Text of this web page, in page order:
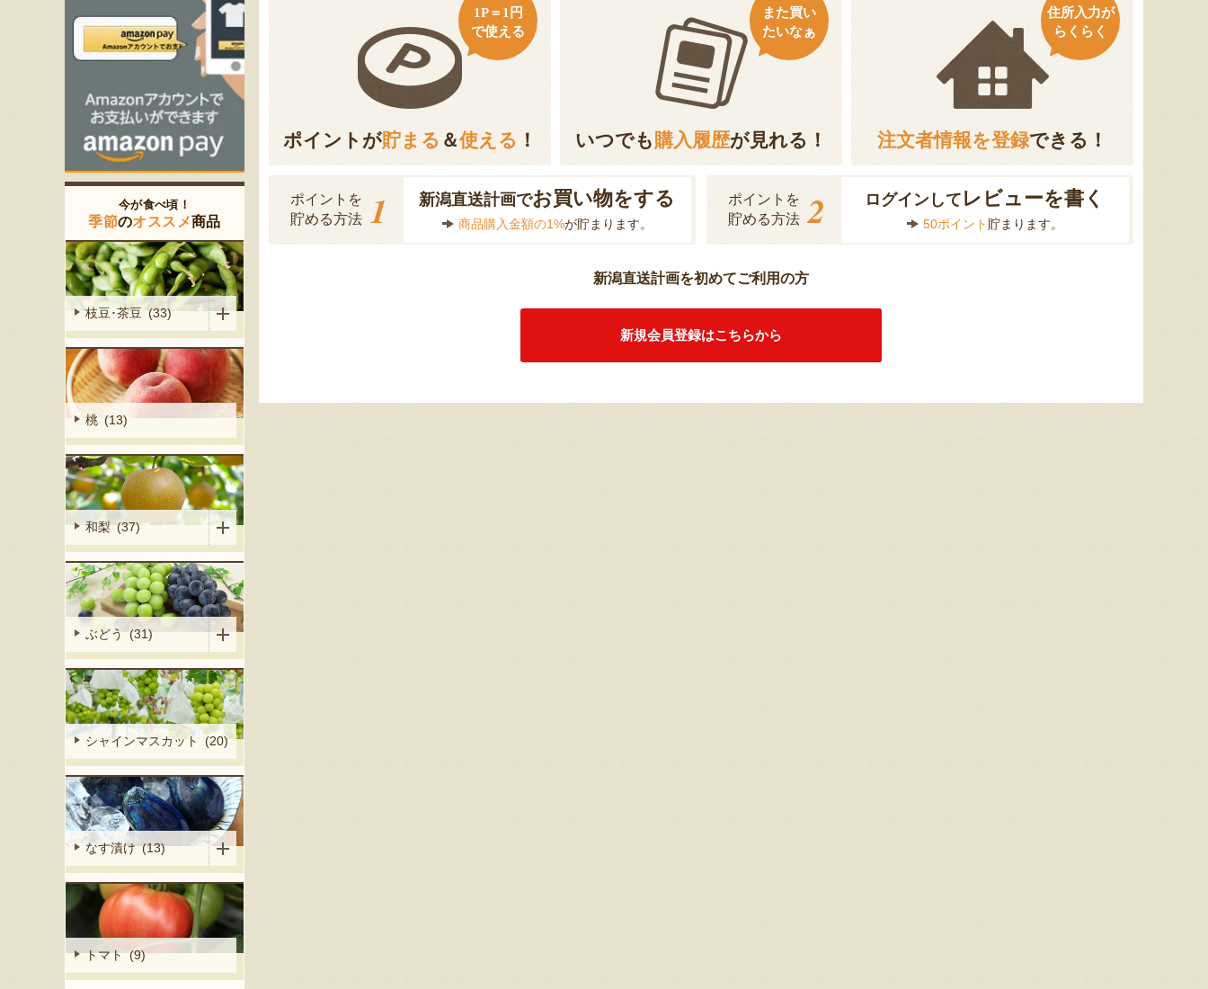
ポイントが貯まる ＆使える ！
1P＝1円
で使える
いつでも購入履歴が見れる！
また買い
たいなぁ
注文者情報を登録できる！
住所入力が
らくらく
ポイントを
貯める方法 1 新潟直送計画でお買い物をする
商品購入金額の1%が貯まります。
ポイントを
貯める方法 2 ログインして レビューを書く
50ポイント 貯まります。
新潟直送計画を初めてご利用の方
新規会員登録はこちらから
今が食べ頃！
季節のオススメ商品
枝豆･茶豆 (33)
桃 (13)
和梨 (37)
ぶどう (31)
シャインマスカット (20)
なす漬け (13)
トマト (9)